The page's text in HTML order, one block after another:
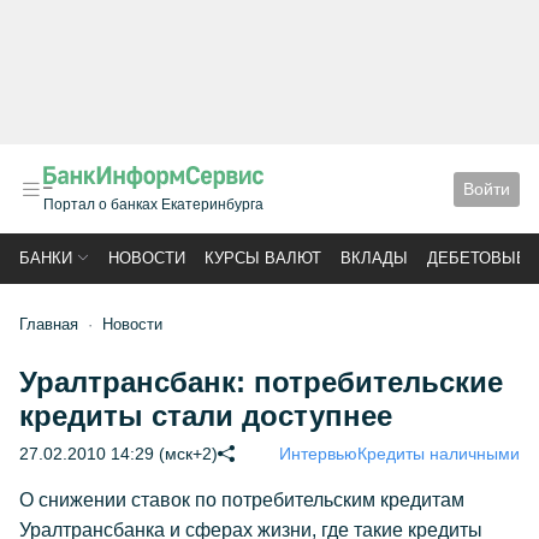
Портал о банках Екатеринбурга
Войти
БАНКИ НОВОСТИ КУРСЫ ВАЛЮТ ВКЛАДЫ ДЕБЕТОВЫЕ
Главная Новости
Уралтрансбанк: потребительские
кредиты стали доступнее
27.02.2010 14:29 (мск+2) ИнтервьюКредиты наличными
О снижении ставок по потребительским кредитам
Уралтрансбанка и сферах жизни, где такие кредиты